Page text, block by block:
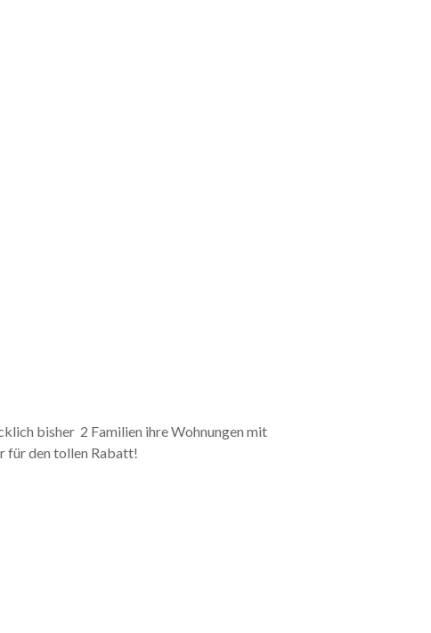
bisher 2 Familien ihre Wohnungen mit
für den tollen Rabatt!